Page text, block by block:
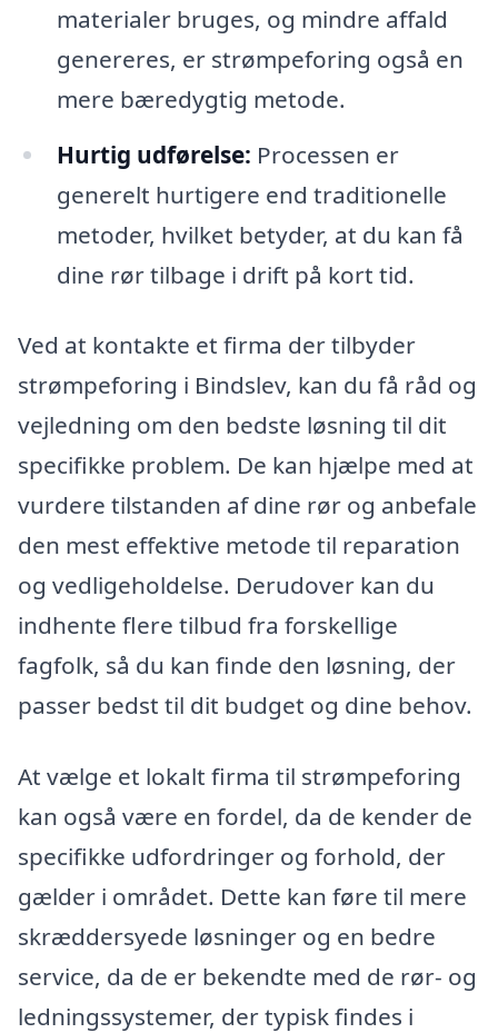
materialer bruges, og mindre affald
genereres, er strømpeforing også en
mere bæredygtig metode.
Hurtig udførelse: Processen er
generelt hurtigere end traditionelle
metoder, hvilket betyder, at du kan få
dine rør tilbage i drift på kort tid.
Ved at kontakte et firma der tilbyder
strømpeforing i Bindslev, kan du få råd og
vejledning om den bedste løsning til dit
specifikke problem. De kan hjælpe med at
vurdere tilstanden af dine rør og anbefale
den mest effektive metode til reparation
og vedligeholdelse. Derudover kan du
indhente flere tilbud fra forskellige
fagfolk, så du kan finde den løsning, der
passer bedst til dit budget og dine behov.
At vælge et lokalt firma til strømpeforing
kan også være en fordel, da de kender de
specifikke udfordringer og forhold, der
gælder i området. Dette kan føre til mere
skræddersyede løsninger og en bedre
service, da de er bekendte med de rør- og
ledningssystemer, der typisk findes i